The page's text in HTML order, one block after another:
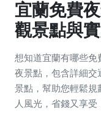
宜蘭免費
觀景點與
想知道宜蘭有哪些
夜景點，包含詳細
景點，幫助您輕鬆
人風光，省錢又享受